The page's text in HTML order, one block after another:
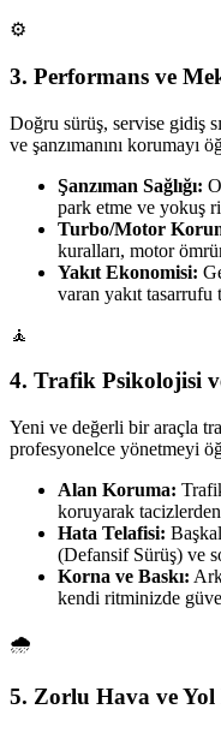
⚙️
3. Performans ve
Doğru sürüş, servise gidiş
ve şanzımanını korumayı
Şanzıman Sağlığı:
park etme ve yokuş
Turbo/Motor
kuralları, motor
Yakıt Ekonomisi:
varan yakıt tasarrufu
🧘
4. Trafik Psikolojisi
Yeni ve değerli bir araçla
profesyonelce yönetmeyi
Alan Koruma:
koruyarak tacizlerden
Hata Telafisi:
(Defansif Sürüş) ve
Korna ve Baskı:
kendi ritminizde
🌧️
5. Zorlu Hava ve Yol